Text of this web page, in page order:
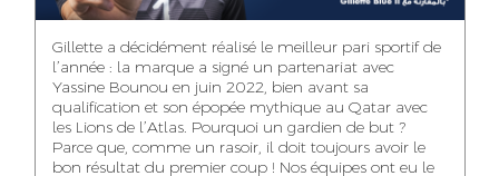
IMANE LACHGUER
EXECUTIVE
DOUNIA SADOUK
ACCOUNTANT
OUSSAMA
BENHAMOU
GRAPHIC
DESIGNER
Gillette a décidément réalisé le meilleur pari sportif de
l’année : la marque a signé un partenariat avec
Yassine Bounou en juin 2022, bien avant sa
qualification et son épopée mythique au Qatar avec
les Lions de l’Atlas. Pourquoi un gardien de but ?
Parce que, comme un rasoir, il doit toujours avoir le
bon résultat du premier coup ! Nos équipes ont eu le